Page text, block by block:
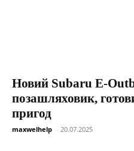
Новий Subaru E-
позашляховик,
пригод
maxwelhelp - 20.07.2025